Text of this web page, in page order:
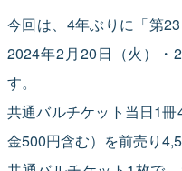
今回は、4年ぶりに「第
2024年2月20日（火）・
す。
共通バルチケット当日1
金500円含む）を前売り